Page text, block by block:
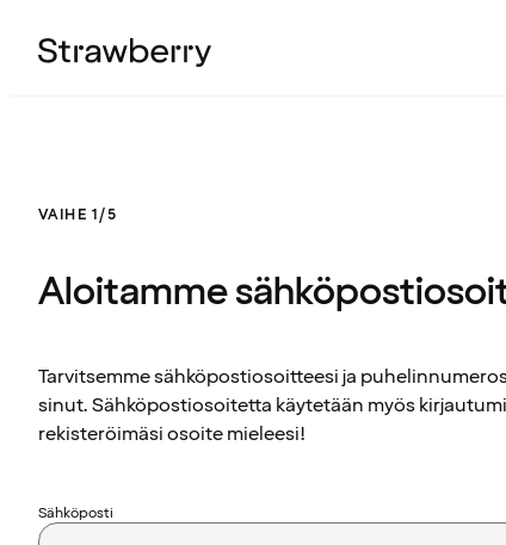
VAIHE 1/5
Aloitamme
Tarvitsemme sähköpostiosoitteesi ja
sinut. Sähköpostiosoitetta käytetään myös
rekisteröimäsi osoite mieleesi!
Sähköposti